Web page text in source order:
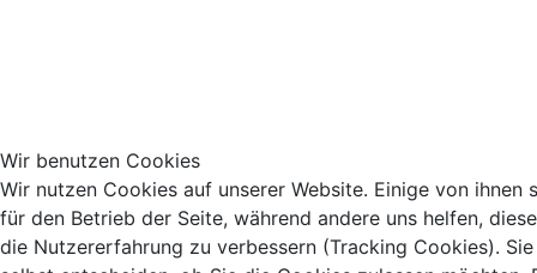
Wir benutzen Cookies
Wir nutzen Cookies auf unserer Website. Einige von ihnen
für den Betrieb der Seite, während andere uns helfen,
die Nutzererfahrung zu verbessern (Tracking Cookies).